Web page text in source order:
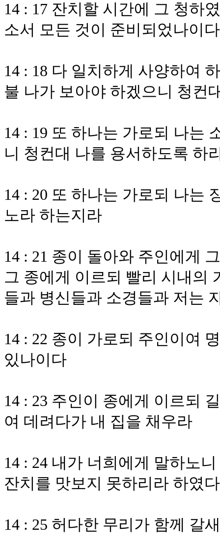
14 : 17 잔치할 시간에 그 청하
소서 모든 것이 준비되었나이
14 : 18 다 일치하게 사양하여
불 나가 보아야 하겠으니 청컨
14 : 19 또 하나는 가로되 나는
니 청컨대 나를 용서하도록 하
14 : 20 또 하나는 가로되 나는
노라 하는지라
14 : 21 종이 돌아와 주인에게
그 종에게 이르되 빨리 시내의
들과 병신들과 소경들과 저는
14 : 22 종이 가로되 주인이여
있나이다
14 : 23 주인이 종에게 이르되
여 데려다가 내 집을 채우라
14 : 24 내가 너희에게 말하노
잔치를 맛보지 못하리라 하였
14 : 25 허다한 무리가 함께 갈